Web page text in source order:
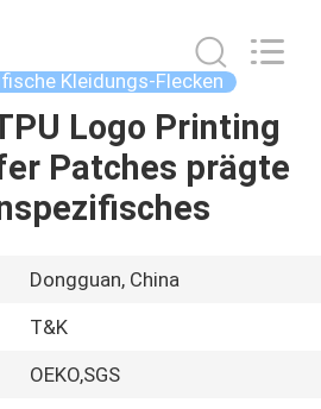
Kleidungs-Flecken
Logo Printing
Patches prägte
Dongguan, China
T&K
OEKO,SGS